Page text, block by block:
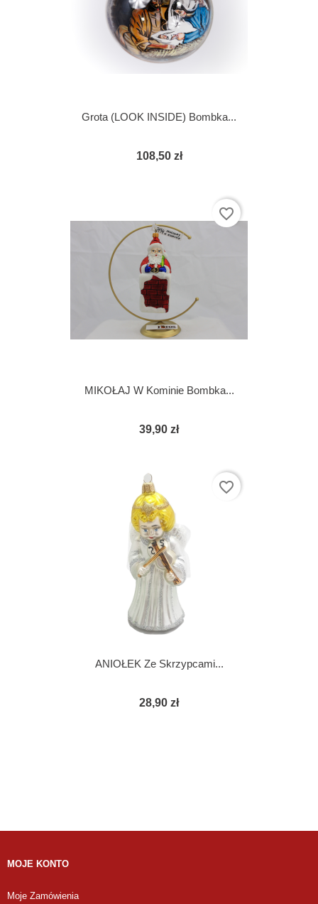
Grota (LOOK INSIDE) Bombka...
108,50 zł
MIKOŁAJ W Kominie Bombka...
39,90 zł
favorite_border
ANIOŁEK Ze Skrzypcami...
28,90 zł
favorite_border
MOJE KONTO
Moje Zamówienia